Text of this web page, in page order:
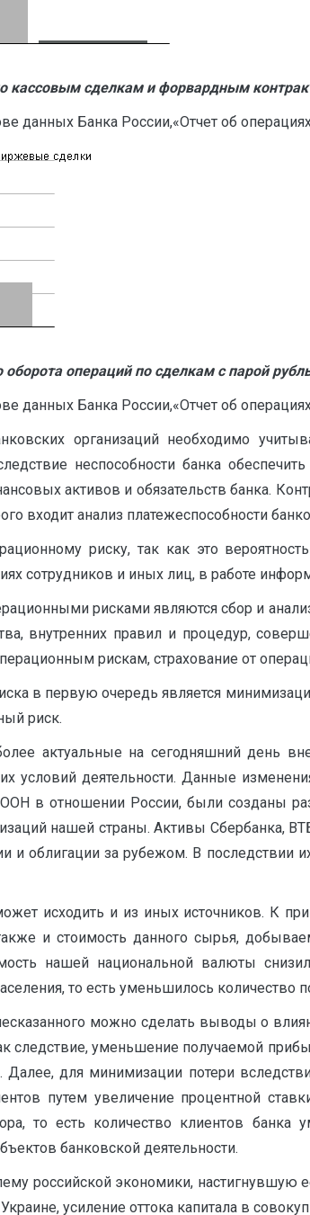
кассовым сделкам и форвардным
данных Банка России,«Отчет об
оборота операций по сделкам с парой
данных Банка России,«Отчет об
организаций необходимо
неспособности банка
активов и обязательств банка.
входит анализ платежеспособности
риску, так как это
сотрудников и иных лиц, в работе
рисками являются сбор и
внутренних правил и процедур,
рискам, страхование от
в первую очередь является
риск.
актуальные на сегодняшний день
условий деятельности. Данные
в отношении России, были созданы
нашей страны. Активы Сбербанка,
и облигации за рубежом. В последствии
исходить и из иных источников. К
и стоимость данного сырья,
нашей национальной валюты
то есть уменьшилось
можно сделать выводы о
следствие, уменьшение получаемой
Далее, для минимизации потери
путем увеличение процентной
то есть количество клиентов
банковской деятельности.
российской экономики,
усиление оттока капитала в